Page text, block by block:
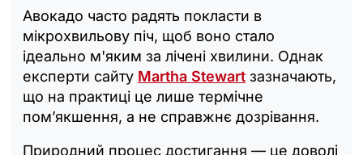
Авокадо часто радять покласти в
мікрохвильову піч, щоб воно стало
ідеально м'яким за лічені хвилини. Однак
експерти сайту Martha Stewart зазначають,
що на практиці це лише термічне
пом’якшення, а не справжнє дозрівання.
Природний процес достигання — це доволі